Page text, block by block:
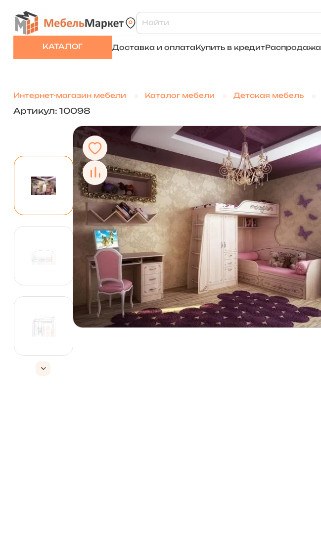
КАТАЛОГ Доставка и оплатаКупить в кредитРаспродажа
Интернет-магазин мебели Каталог мебели Детская мебель
Артикул: 10098